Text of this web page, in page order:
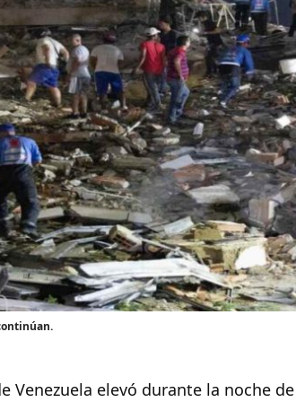
Venezuela elevó durante la noche